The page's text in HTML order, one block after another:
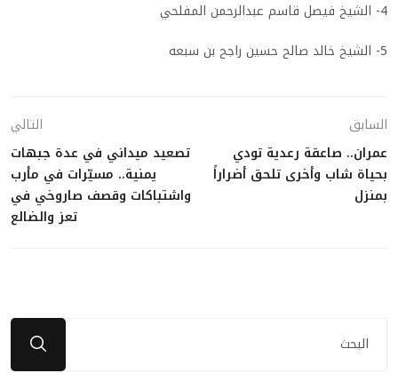
4- الشيخ فيصل قاسم عبدالرحمن المفلحي
5- الشيخ خالد صالح حسين راجح بن سبعه
السابق
عمران.. صاعقة رعدية تودي
بحياة شاب وأخرى تلحق أضراراً
بمنزل
التالي
تصعيد ميداني في عدة جبهات
يمنية.. مسيّرات في مأرب
واشتباكات وقصف صاروخي في
تعز والضالع